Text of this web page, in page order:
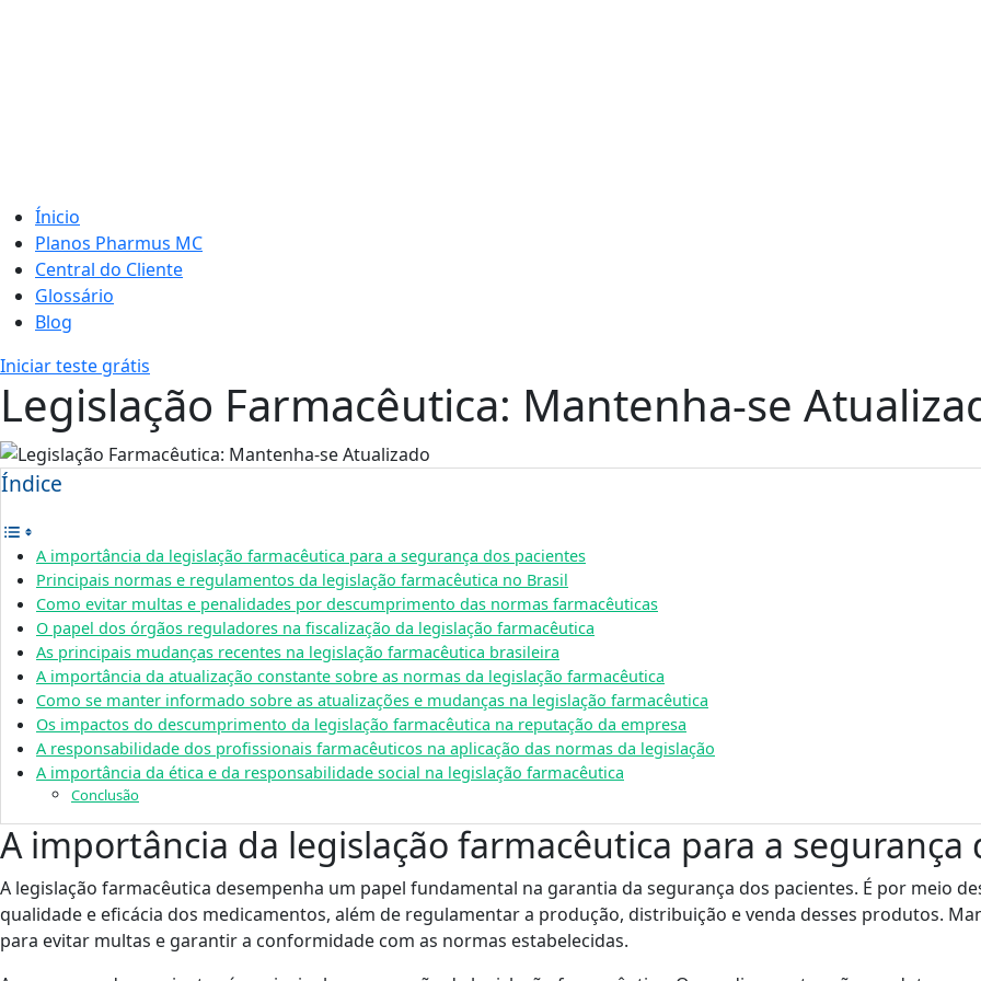
Ínicio
Planos Pharmus MC
Central do Cliente
Glossário
Blog
Iniciar teste grátis
Legislação Farmacêutica: Mantenha-se
Índice
A importância da legislação farmacêutica para a segurança dos pacientes
Principais normas e regulamentos da legislação farmacêutica no Brasil
Como evitar multas e penalidades por descumprimento das normas farmacêuticas
O papel dos órgãos reguladores na fiscalização da legislação farmacêutica
As principais mudanças recentes na legislação farmacêutica brasileira
A importância da atualização constante sobre as normas da legislação farmacêutica
Como se manter informado sobre as atualizações e mudanças na legislação farmacêutica
Os impactos do descumprimento da legislação farmacêutica na reputação da empresa
A responsabilidade dos profissionais farmacêuticos na aplicação das normas da legislação
A importância da ética e da responsabilidade social na legislação farmacêutica
Conclusão
A importância da legislação farmacêutica para a segurança
A legislação farmacêutica desempenha um papel fundamental na garantia da segurança dos pacientes. É por meio
qualidade e eficácia dos medicamentos, além de regulamentar a produção, distribuição e venda desses produtos.
para evitar multas e garantir a conformidade com as normas estabelecidas.